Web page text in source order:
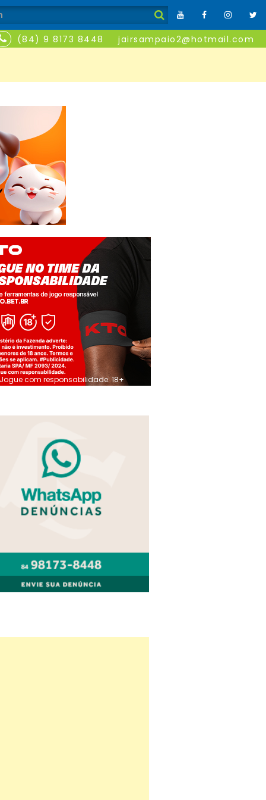
(84) 9 8173 8448 jairsampaio2@hotmail.com
Jogue com responsabilidade. 18+